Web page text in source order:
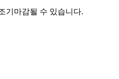
기마감될 수 있습니다.